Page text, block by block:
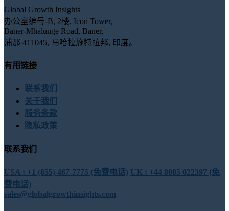
Global Growth Insights
办公室编号-B, 2楼, Icon Tower,
Baner-Mhalunge Road, Baner,
浦那 411045, 马哈拉施特拉邦, 印度。
有用链接
联系我们
关于我们
服务条款
隐私政策
联系我们
USA : +1 (855) 467-7775 (免费电话) UK : +44 8085 022397 (免
费电话)
sales@globalgrowthinsights.com